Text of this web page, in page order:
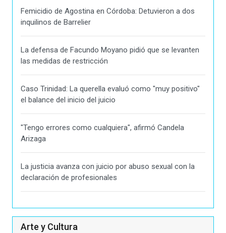
Femicidio de Agostina en Córdoba: Detuvieron a dos
inquilinos de Barrelier
La defensa de Facundo Moyano pidió que se levanten
las medidas de restricción
Caso Trinidad: La querella evaluó como "muy positivo"
el balance del inicio del juicio
"Tengo errores como cualquiera", afirmó Candela
Arizaga
La justicia avanza con juicio por abuso sexual con la
declaración de profesionales
Arte y Cultura